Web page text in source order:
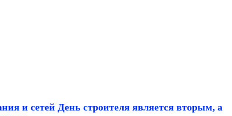
и сетей День строителя является вторым, а